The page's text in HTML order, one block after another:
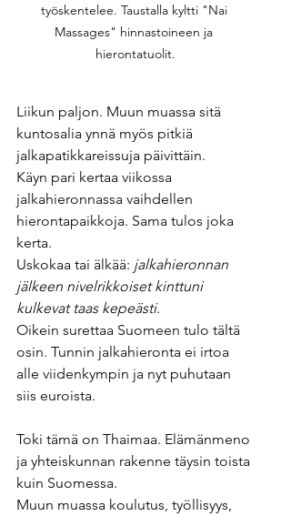
työskentelee. Taustalla kyltti "Nai
Massages" hinnastoineen ja
hierontatuolit.
Liikun paljon. Muun muassa sitä
kuntosalia ynnä myös pitkiä
jalkapatikkareissuja päivittäin.
Käyn pari kertaa viikossa
jalkahieronnassa vaihdellen
hierontapaikkoja. Sama tulos joka
kerta.
Uskokaa tai älkää: jalkahieronnan
jälkeen nivelrikkoiset kinttuni
kulkevat taas kepeästi.
Oikein surettaa Suomeen tulo tältä
osin. Tunnin jalkahieronta ei irtoa
alle viidenkympin ja nyt puhutaan
siis euroista.
Toki tämä on Thaimaa. Elämänmeno
ja yhteiskunnan rakenne täysin toista
kuin Suomessa.
Muun muassa koulutus, työllisyys,